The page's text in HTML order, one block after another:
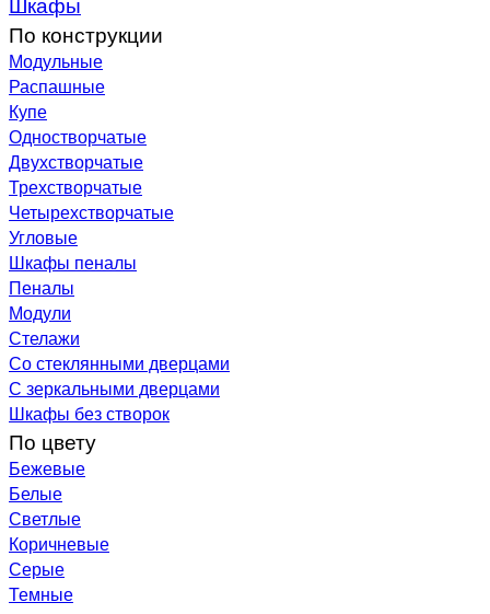
По конструкции
Модульные
Распашные
Купе
Одностворчатые
Двухстворчатые
Трехстворчатые
Четырехстворчатые
Угловые
Шкафы пеналы
Пеналы
Модули
Стелажи
Со стеклянными дверцами
С зеркальными дверцами
Шкафы без створок
По цвету
Бежевые
Белые
Светлые
Коричневые
Серые
Темные